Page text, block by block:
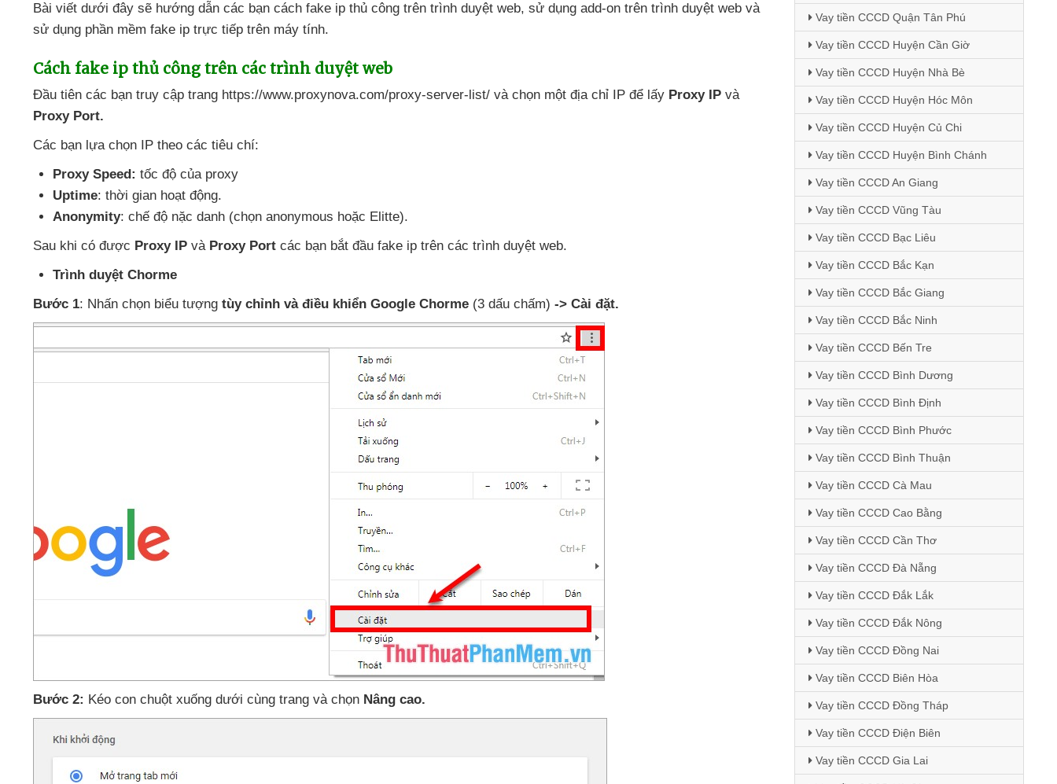
Bài viết dưới đây sẽ hướng dẫn các bạn cách fake ip thủ công trên trình duyệt web, sử dụng add-on trên trình duyệt web và
sử dụng phần mềm fake ip trực tiếp trên máy tính.
Cách fake ip thủ công trên các trình duyệt web
Đầu tiên các bạn truy cập trang https://www.proxynova.com/proxy-server-list/ và chọn một địa chỉ IP để lấy Proxy IP và
Proxy Port.
Các bạn lựa chọn IP theo các tiêu chí:
Proxy Speed: tốc độ của proxy
Uptime: thời gian hoạt động.
Anonymity: chế độ nặc danh (chọn anonymous hoặc Elitte).
Sau khi có được Proxy IP và Proxy Port các bạn bắt đầu fake ip trên các trình duyệt web.
Trình duyệt Chorme
Bước 1: Nhấn chọn biểu tượng tùy chỉnh và điều khiển Google Chorme (3 dấu chấm) -> Cài đặt.
Bước 2: Kéo con chuột xuống dưới cùng trang và chọn Nâng cao.
Vay tiền CCCD Quận Tân Phú
Vay tiền CCCD Huyện Cần Giờ
Vay tiền CCCD Huyện Nhà Bè
Vay tiền CCCD Huyện Hóc Môn
Vay tiền CCCD Huyện Củ Chi
Vay tiền CCCD Huyện Bình Chánh
Vay tiền CCCD An Giang
Vay tiền CCCD Vũng Tàu
Vay tiền CCCD Bạc Liêu
Vay tiền CCCD Bắc Kạn
Vay tiền CCCD Bắc Giang
Vay tiền CCCD Bắc Ninh
Vay tiền CCCD Bến Tre
Vay tiền CCCD Bình Dương
Vay tiền CCCD Bình Định
Vay tiền CCCD Bình Phước
Vay tiền CCCD Bình Thuận
Vay tiền CCCD Cà Mau
Vay tiền CCCD Cao Bằng
Vay tiền CCCD Cần Thơ
Vay tiền CCCD Đà Nẵng
Vay tiền CCCD Đắk Lắk
Vay tiền CCCD Đắk Nông
Vay tiền CCCD Đồng Nai
Vay tiền CCCD Biên Hòa
Vay tiền CCCD Đồng Tháp
Vay tiền CCCD Điện Biên
Vay tiền CCCD Gia Lai